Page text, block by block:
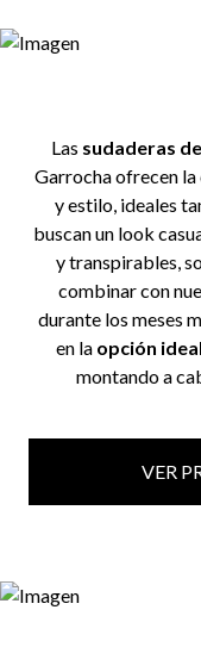
Las sudaderas
Garrocha ofrecen
y estilo, ideales
buscan un look
y transpirables,
combinar con
durante los meses
en la opción
montando a
VER